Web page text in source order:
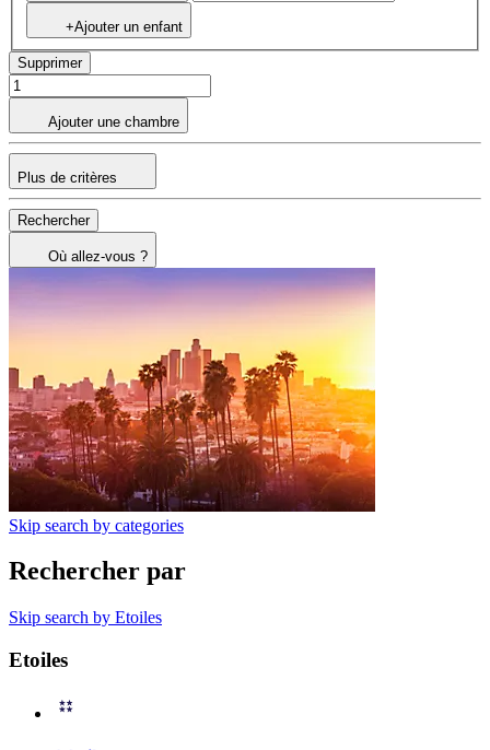
+Ajouter un enfant
Supprimer
Ajouter une chambre
Plus de critères
Rechercher
Où allez-vous ?
Skip search by categories
Rechercher par
Skip search by Etoiles
Etoiles